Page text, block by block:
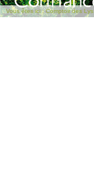
Vous êtes ici : Comptoir des Lys